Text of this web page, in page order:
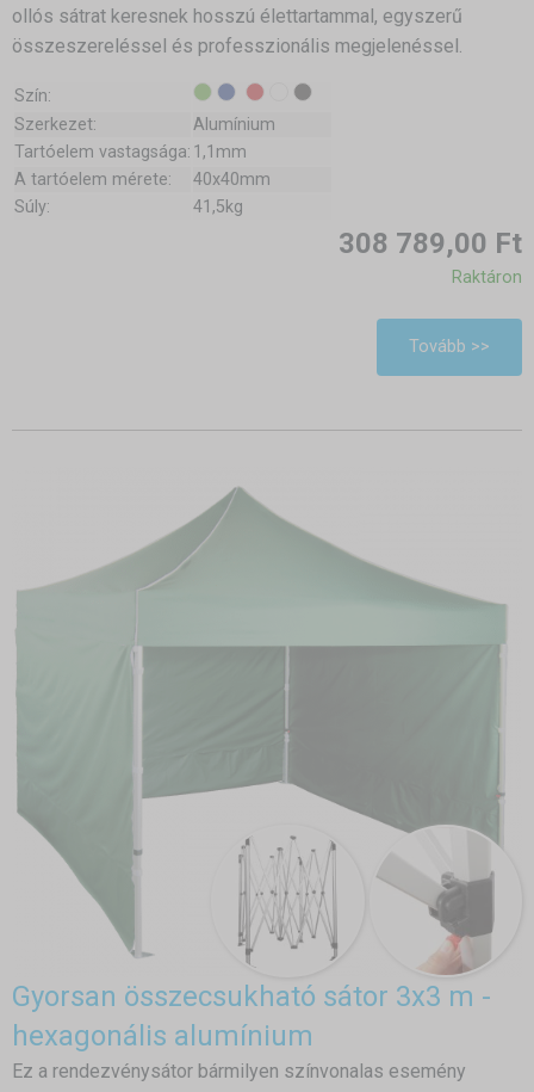
ollós sátrat keresnek hosszú élettartammal, egyszerű
összeszereléssel és professzionális megjelenéssel.
Szín:
Szerkezet:
Alumínium
Tartóelem vastagsága: 1,1mm
A tartóelem mérete:
40x40mm
Súly:
41,5kg
308 789,00 Ft
Raktáron
Tovább >>
Gyorsan összecsukható sátor 3x3 m -
hexagonális alumínium
Ez a rendezvénysátor bármilyen színvonalas esemény